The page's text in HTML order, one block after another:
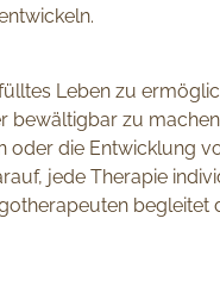
Leben zu
bewältigbar zu
oder die Entwicklung
jede Therapie
begleitet